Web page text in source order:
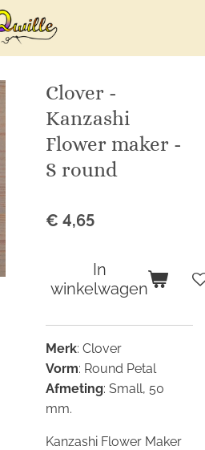
Clover -
Kanzashi
Flower maker -
S round
€ 4,65
In
winkelwagen
Merk: Clover
Vorm: Round Petal
Afmeting: Small, 50
mm.
Kanzashi Flower Maker